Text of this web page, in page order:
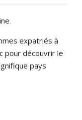
expatriés à
pour découvrir le
pays